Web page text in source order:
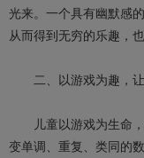
光来。一个具有幽默感
从而得到无穷的乐趣，
二、以游戏为趣，让
儿童以游戏为生命，
变单调、重复、类同的